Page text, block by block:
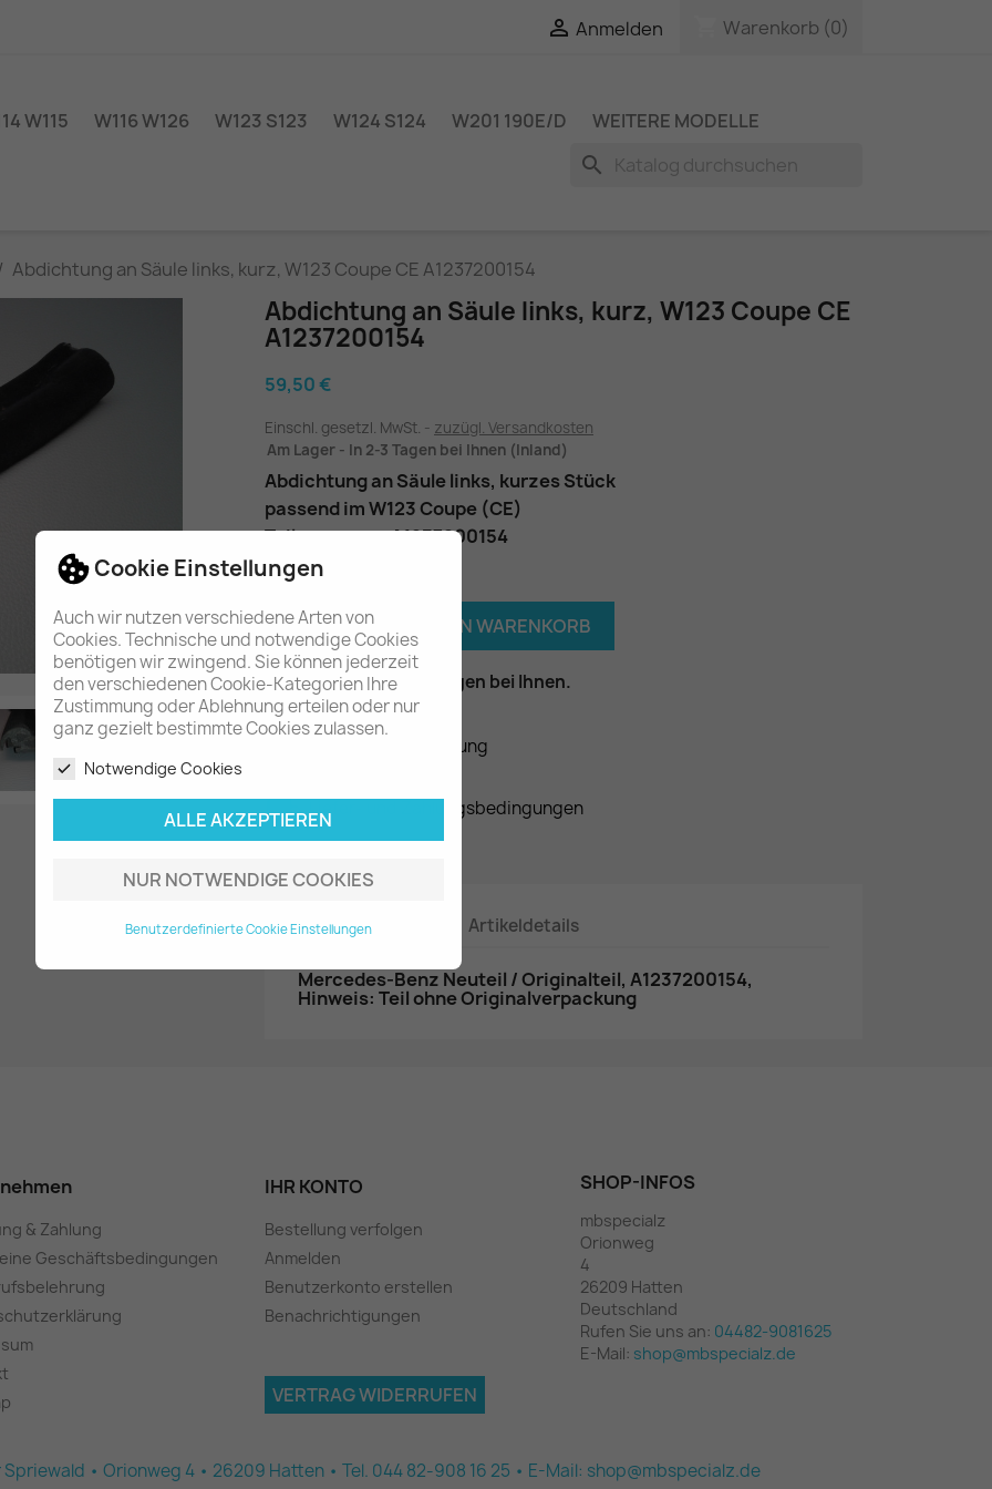
Cookie Einstellungen
Auch wir nutzen verschiedene Arten von
Cookies. Technische und notwendige Cookies
benötigen wir zwingend. Sie können jederzeit
den verschiedenen Cookie-Kategorien Ihre
Zustimmung oder Ablehnung erteilen oder nur
ganz gezielt bestimmte Cookies zulassen.
Notwendige Cookies
ALLE AKZEPTIEREN
NUR NOTWENDIGE COOKIES
Benutzerdefinierte Cookie Einstellungen
 Anmelden Warenkorb (0)
W115 W116 W126 W123 S123 W124 S124 W201 190E/D WEITERE MODELLE
search
Abdichtung an Säule links, kurz, W123 Coupe CE A1237200154
Abdichtung an Säule links, kurz, W123 Coupe CE
A1237200154
59,50 €
Einschl. gesetzl. MwSt.
zuzügl. Versandkosten
Am Lager - In 2-3 Tagen bei Ihnen (Inland)
Abdichtung an Säule links, kurzes Stück
passend im W123 Coupe (CE)
Teilenummer: A1237200154
Menge
 IN DEN WARENKORB
Am Lager - In 2-3 Tagen bei Ihnen.
Datenschutzerklärung
Liefer- und Zahlungsbedingungen
Beschreibung Artikeldetails
Mercedes-Benz Neuteil / Originalteil, A1237200154,
Hinweis: Teil ohne Originalverpackung
& Zahlung
Geschäftsbedingungen
IHR KONTO
Bestellung verfolgen
Anmelden
Benutzerkonto erstellen
Benachrichtigungen
SHOP-INFOS
mbspecialz
Orionweg
4
26209 Hatten
Deutschland
Rufen Sie uns an: 04482-9081625
E-Mail: shop@mbspecialz.de
VERTRAG WIDERRUFEN
• Orionweg 4 • 26209 Hatten • Tel. 044 82-908 16 25 • E-Mail: shop@mbspecialz.de